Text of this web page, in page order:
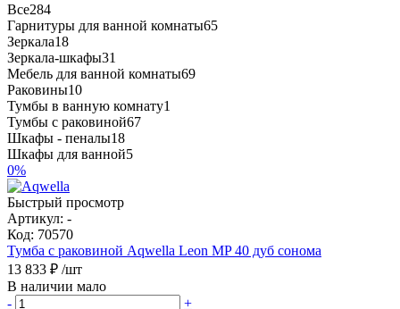
Все284
Гарнитуры для ванной комнаты65
Зеркала18
Зеркала-шкафы31
Мебель для ванной комнаты69
Раковины10
Тумбы в ванную комнату1
Тумбы с раковиной67
Шкафы - пеналы18
Шкафы для ванной5
0%
Быстрый просмотр
Артикул: -
Код: 70570
Тумба с раковиной Aqwella Leon MP 40 дуб сонома
13 833 ₽ /шт
В наличии мало
-
+